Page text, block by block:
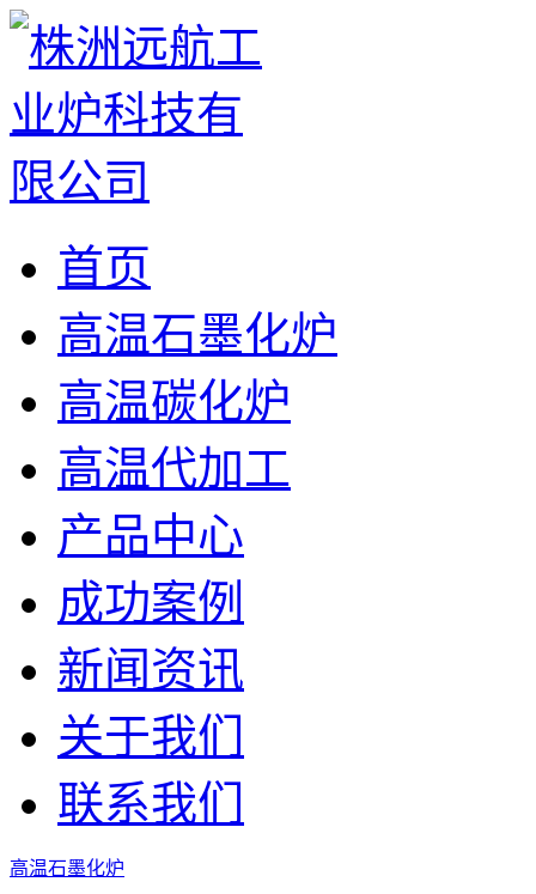
首页
高温石墨化炉
高温碳化炉
高温代加工
产品中心
成功案例
新闻资讯
关于我们
联系我们
高温石墨化炉